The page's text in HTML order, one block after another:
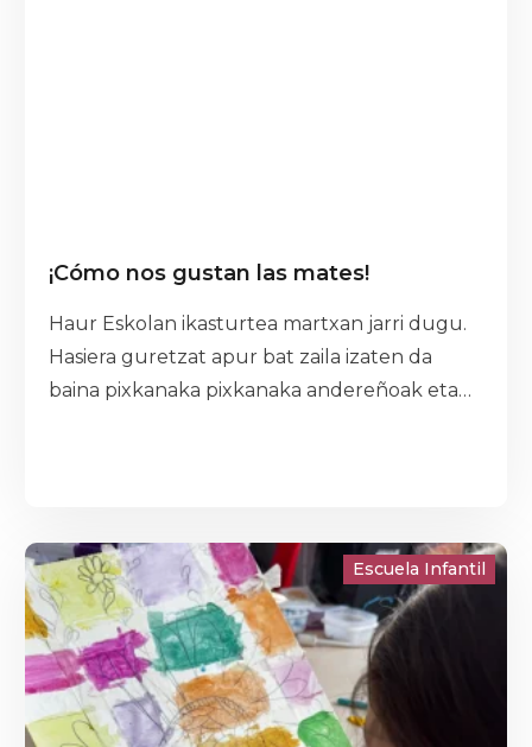
¡Cómo nos gustan las mates!
Haur Eskolan ikasturtea martxan jarri dugu.
Hasiera guretzat apur bat zaila izaten da
baina pixkanaka pixkanaka andereñoak eta
Escuela Infantil